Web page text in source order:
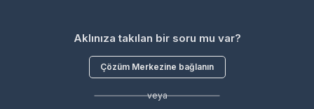
Aklınıza takılan bir soru mu var?
Çözüm Merkezine bağlanın
veya